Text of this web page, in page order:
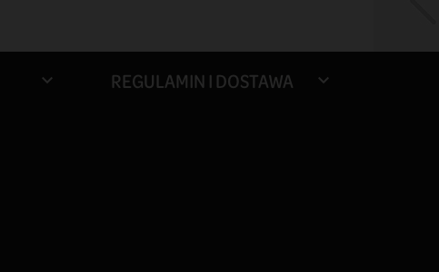
 REGULAMIN I DOSTAWA 